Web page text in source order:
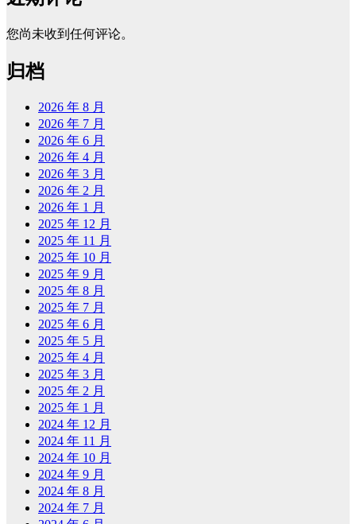
您尚未收到任何评论。
归档
2026 年 8 月
2026 年 7 月
2026 年 6 月
2026 年 4 月
2026 年 3 月
2026 年 2 月
2026 年 1 月
2025 年 12 月
2025 年 11 月
2025 年 10 月
2025 年 9 月
2025 年 8 月
2025 年 7 月
2025 年 6 月
2025 年 5 月
2025 年 4 月
2025 年 3 月
2025 年 2 月
2025 年 1 月
2024 年 12 月
2024 年 11 月
2024 年 10 月
2024 年 9 月
2024 年 8 月
2024 年 7 月